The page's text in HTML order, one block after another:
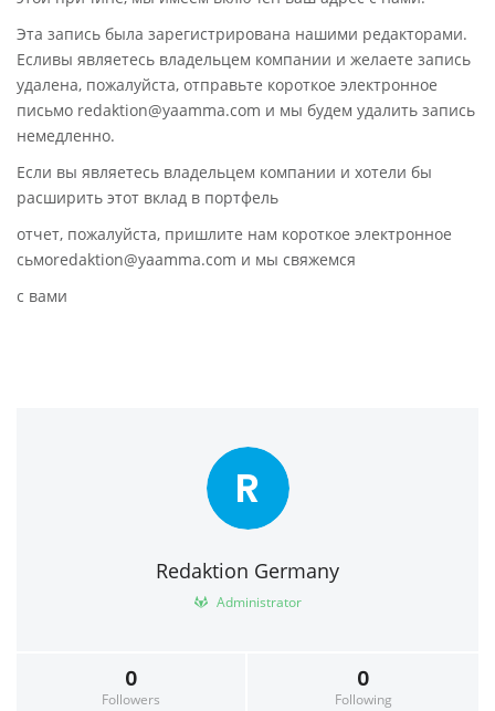
Эта запись была зарегистрирована нашими редакторами.
Есливы являетесь владельцем компании и желаете запись
удалена, пожалуйста, отправьте короткое электронное
письмо redaktion@yaamma.com и мы будем удалить запись
немедленно.
Если вы являетесь владельцем компании и хотели бы
расширить этот вклад в портфель
отчет, пожалуйста, пришлите нам короткое электронное
сьмоredaktion@yaamma.com и мы свяжемся
с вами
R
Redaktion Germany
Administrator
0
Followers
0
Following